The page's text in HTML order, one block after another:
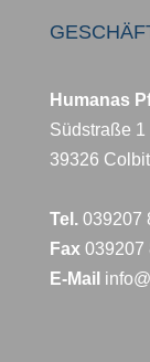
Humanas
Südstraße 1
39326
Tel.039207
Fax039207
E-Mail